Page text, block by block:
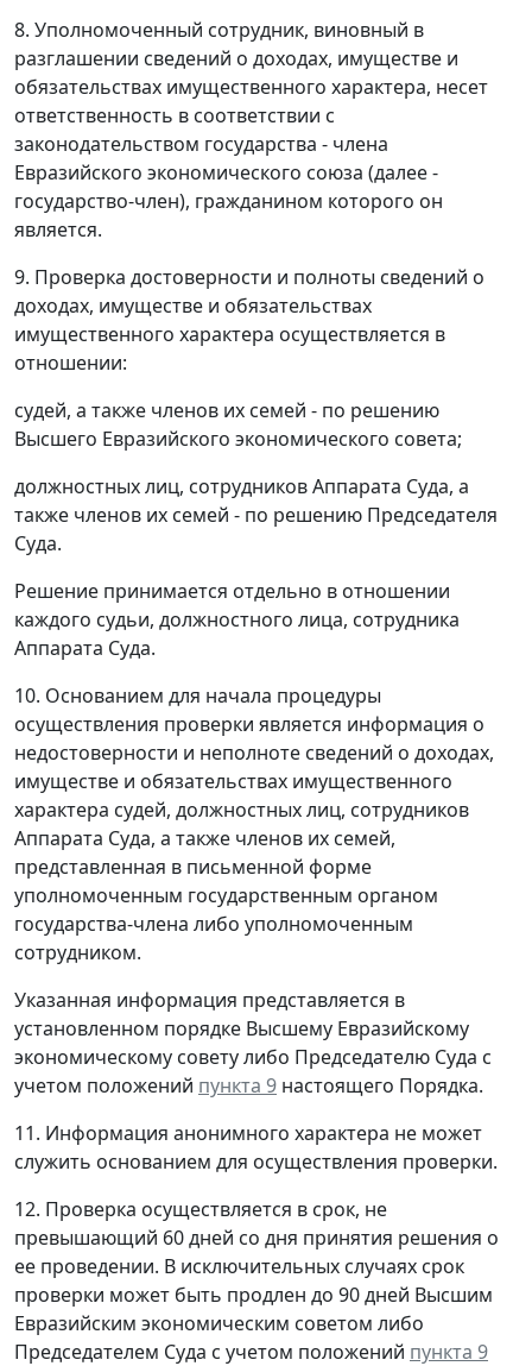
8. Уполномоченный сотрудник, виновный в
разглашении сведений о доходах, имуществе и
обязательствах имущественного характера, несет
ответственность в соответствии с
законодательством государства - члена
Евразийского экономического союза (далее -
государство-член), гражданином которого он
является.
9. Проверка достоверности и полноты сведений о
доходах, имуществе и обязательствах
имущественного характера осуществляется в
отношении:
судей, а также членов их семей - по решению
Высшего Евразийского экономического совета;
должностных лиц, сотрудников Аппарата Суда, а
также членов их семей - по решению Председателя
Суда.
Решение принимается отдельно в отношении
каждого судьи, должностного лица, сотрудника
Аппарата Суда.
10. Основанием для начала процедуры
осуществления проверки является информация о
недостоверности и неполноте сведений о доходах,
имуществе и обязательствах имущественного
характера судей, должностных лиц, сотрудников
Аппарата Суда, а также членов их семей,
представленная в письменной форме
уполномоченным государственным органом
государства-члена либо уполномоченным
сотрудником.
Указанная информация представляется в
установленном порядке Высшему Евразийскому
экономическому совету либо Председателю Суда с
учетом положений пункта 9 настоящего Порядка.
11. Информация анонимного характера не может
служить основанием для осуществления проверки.
12. Проверка осуществляется в срок, не
превышающий 60 дней со дня принятия решения о
ее проведении. В исключительных случаях срок
проверки может быть продлен до 90 дней Высшим
Евразийским экономическим советом либо
Председателем Суда с учетом положений пункта 9